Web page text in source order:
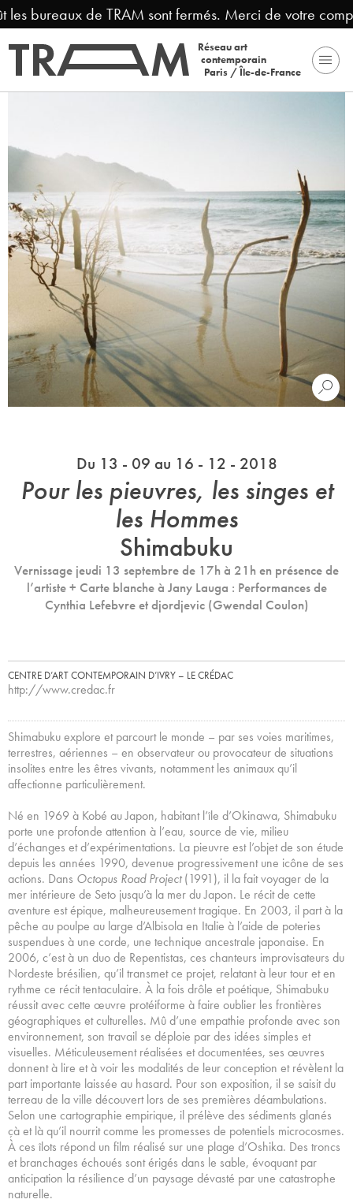
bureaux de TRAM sont fermés. Merci de votre
Réseau art
contemporain
Paris / Île-de-France
Du 13 - 09 au 16 - 12 - 2018
Pour les pieuvres, les singes et
les Hommes
Shimabuku
Vernissage jeudi 13 septembre de 17h à 21h en présence de
l’artiste + Carte blanche à Jany Lauga : Performances de
Cynthia Lefebvre et djordjevic (Gwendal Coulon)
CENTRE D’ART CONTEMPORAIN D’IVRY – LE CRÉDAC
http://www.credac.fr
Shimabuku explore et parcourt le monde – par ses voies maritimes,
terrestres, aériennes – en observateur ou provocateur de situations
insolites entre les êtres vivants, notamment les animaux qu’il
affectionne particulièrement.
Né en 1969 à Kobé au Japon, habitant l’île d’Okinawa, Shimabuku
porte une profonde attention à l’eau, source de vie, milieu
d’échanges et d’expérimentations. La pieuvre est l’objet de son étude
depuis les années 1990, devenue progressivement une icône de ses
actions. Dans Octopus Road Project(1991), il la fait voyager de la
mer intérieure de Seto jusqu’à la mer du Japon. Le récit de cette
aventure est épique, malheureusement tragique. En 2003, il part à la
pêche au poulpe au large d’Albisola en Italie à l’aide de poteries
suspendues à une corde, une technique ancestrale japonaise. En
2006, c’est à un duo de Repentistas, ces chanteurs improvisateurs du
Nordeste brésilien, qu’il transmet ce projet, relatant à leur tour et en
rythme ce récit tentaculaire. À la fois drôle et poétique, Shimabuku
réussit avec cette œuvre protéiforme à faire oublier les frontières
géographiques et culturelles. Mû d’une empathie profonde avec son
environnement, son travail se déploie par des idées simples et
visuelles. Méticuleusement réalisées et documentées, ses œuvres
donnent à lire et à voir les modalités de leur conception et révèlent la
part importante laissée au hasard. Pour son exposition, il se saisit du
terreau de la ville découvert lors de ses premières déambulations.
Selon une cartographie empirique, il prélève des sédiments glanés
çà et là qu’il nourrit comme les promesses de potentiels microcosmes.
À ces îlots répond un film réalisé sur une plage d’Oshika. Des troncs
et branchages échoués sont érigés dans le sable, évoquant par
anticipation la résilience d’un paysage dévasté par une catastrophe
naturelle.